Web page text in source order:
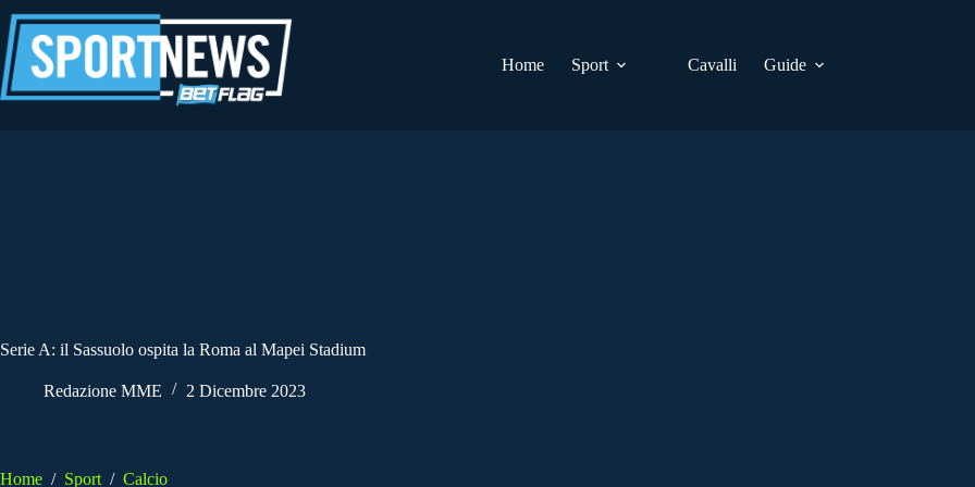
al
contenuto
Home
Sport Cavalli Guide
Serie A: il Sassuolo ospita la Roma al Mapei Stadium
Redazione MME 2 Dicembre 2023
Home / Sport / Calcio